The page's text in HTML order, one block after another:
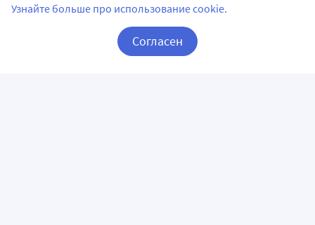
гипестезии, парестезии, тремор, возбуждение,
беспокойство, депрессия, бессонница.
Со стороны мочевыводящих путей: дизурия, гематурия,
учащение мочеиспускания, никтурия, полиурия,
Узнайте больше про использование cookie.
Согласен